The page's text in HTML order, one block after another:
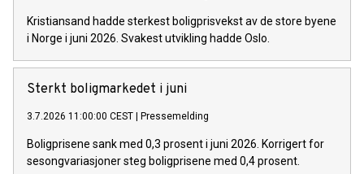
Kristiansand hadde sterkest boligprisvekst av de store byene
i Norge i juni 2026. Svakest utvikling hadde Oslo.
Sterkt boligmarkedet i juni
3.7.2026 11:00:00 CEST Pressemelding
Boligprisene sank med 0,3 prosent i juni 2026. Korrigert for
sesongvariasjoner steg boligprisene med 0,4 prosent.